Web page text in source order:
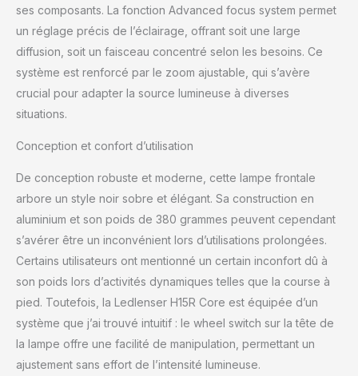
couplage facile une large
gamme d'accessoires
ses composants. La fonction Advanced focus system permet
un réglage précis de l’éclairage, offrant soit une large
diffusion, soit un faisceau concentré selon les besoins. Ce
système est renforcé par le zoom ajustable, qui s’avère
crucial pour adapter la source lumineuse à diverses
situations.
Conception et confort d’utilisation
De conception robuste et moderne, cette lampe frontale
arbore un style noir sobre et élégant. Sa construction en
aluminium et son poids de 380 grammes peuvent cependant
s’avérer être un inconvénient lors d’utilisations prolongées.
Certains utilisateurs ont mentionné un certain inconfort dû à
son poids lors d’activités dynamiques telles que la course à
pied. Toutefois, la Ledlenser H15R Core est équipée d’un
système que j’ai trouvé intuitif : le wheel switch sur la tête de
la lampe offre une facilité de manipulation, permettant un
ajustement sans effort de l’intensité lumineuse.